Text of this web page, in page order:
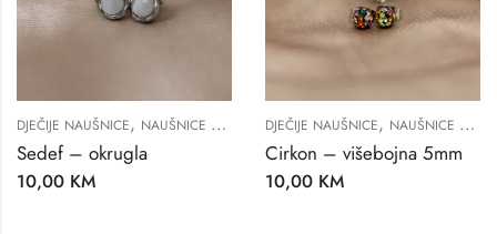
,NAUŠNICE ZA ŽENE DJEČIJE NAUŠNICE,NAUŠNICE ZA ŽENE
Cirkon – višebojna 5mm
DJEČIJE
Kristal